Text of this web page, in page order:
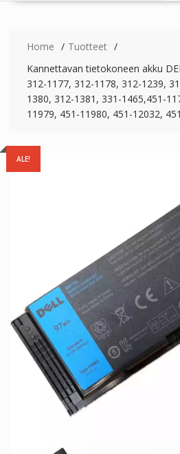
Home
Tuotteet
Kannettavan tietokoneen akku
312-1177, 312-1178, 312-1239,
1380, 312-1381, 331-1465,451-
11979, 451-11980, 451-12032,
ALE!